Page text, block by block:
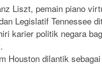
Liszt, pemain piano
Legislatif Tennessee
karier politik negara
Houston dilantik